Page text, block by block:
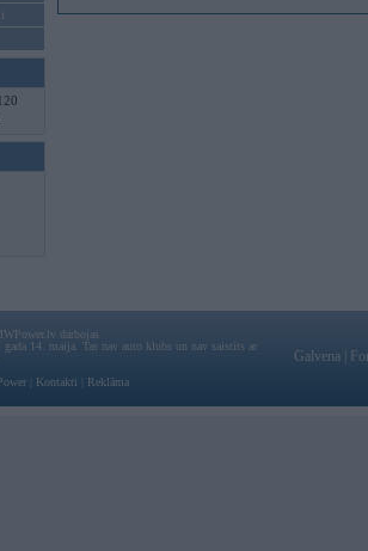
darbojas
gada 14. maija. Tas nav auto klubs un nav saistīts ar
Kontakti Reklāma
Galvena